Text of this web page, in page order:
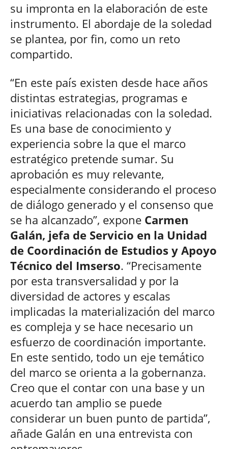
su impronta en la elaboración de este
instrumento. El abordaje de la soledad
se plantea, por fin, como un reto
compartido.
“En este país existen desde hace años
distintas estrategias, programas e
iniciativas relacionadas con la soledad.
Es una base de conocimiento y
experiencia sobre la que el marco
estratégico pretende sumar. Su
aprobación es muy relevante,
especialmente considerando el proceso
de diálogo generado y el consenso que
se ha alcanzado”, expone Carmen
Galán, jefa de Servicio en la Unidad
de Coordinación de Estudios y Apoyo
Técnico del Imserso. “Precisamente
por esta transversalidad y por la
diversidad de actores y escalas
implicadas la materialización del marco
es compleja y se hace necesario un
esfuerzo de coordinación importante.
En este sentido, todo un eje temático
del marco se orienta a la gobernanza.
Creo que el contar con una base y un
acuerdo tan amplio se puede
considerar un buen punto de partida”,
añade Galán en una entrevista con